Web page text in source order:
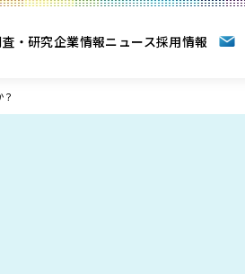
・研究企業情報ニュース採用情報